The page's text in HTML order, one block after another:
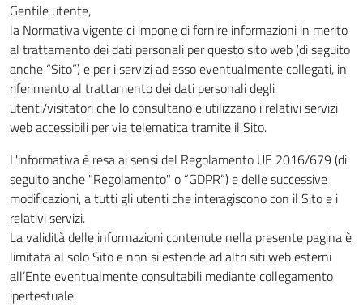
Gentile utente,
la Normativa vigente ci impone di fornire informazioni in merito
al trattamento dei dati personali per questo sito web (di seguito
anche “Sito”) e per i servizi ad esso eventualmente collegati, in
riferimento al trattamento dei dati personali degli
utenti/visitatori che lo consultano e utilizzano i relativi servizi
web accessibili per via telematica tramite il Sito.
L'informativa è resa ai sensi del Regolamento UE 2016/679 (di
seguito anche "Regolamento" o “GDPR”) e delle successive
modificazioni, a tutti gli utenti che interagiscono con il Sito e i
relativi servizi.
La validità delle informazioni contenute nella presente pagina è
limitata al solo Sito e non si estende ad altri siti web esterni
all’Ente eventualmente consultabili mediante collegamento
ipertestuale.